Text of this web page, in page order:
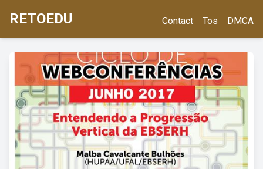
RETOEDU Contact Tos DMCA